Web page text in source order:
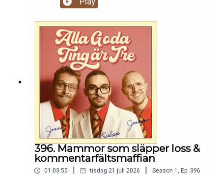
396. Mammor som släpper loss &
kommentarfältsmaffian
01:03:55 tisdag 21 juli 2026 Season 1 , Ep. 396